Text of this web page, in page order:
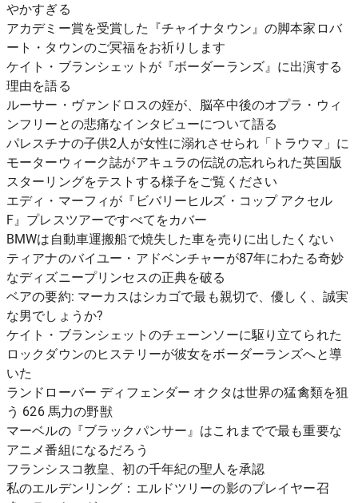
やかすぎる
アカデミー賞を受賞した『チャイナタウン』の脚本家ロバ
ート・タウンのご冥福をお祈りします
ケイト・ブランシェットが『ボーダーランズ』に出演する
理由を語る
ルーサー・ヴァンドロスの姪が、脳卒中後のオプラ・ウィ
ンフリーとの悲痛なインタビューについて語る
パレスチナの子供2人が女性に溺れさせられ「トラウマ」に
モーターウィーク誌がアキュラの伝説の忘れられた英国版
スターリングをテストする様子をご覧ください
エディ・マーフィが『ビバリーヒルズ・コップ アクセル
F』プレスツアーですべてをカバー
BMWは自動車運搬船で焼失した車を売りに出したくない
ティアナのバイユー・アドベンチャーが87年にわたる奇妙
なディズニープリンセスの正典を破る
ベアの要約: マーカスはシカゴで最も親切で、優しく、誠実
な男でしょうか?
ケイト・ブランシェットのチェーンソーに駆り立てられた
ロックダウンのヒステリーが彼女をボーダーランズへと導
いた
ランドローバー ディフェンダー オクタは世界の猛禽類を狙
う 626 馬力の野獣
マーベルの『ブラックパンサー』はこれまでで最も重要な
アニメ番組になるだろう
フランシスコ教皇、初の千年紀の聖人を承認
私のエルデンリング：エルドツリーの影のプレイヤー召